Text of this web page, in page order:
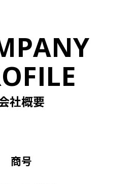
社概要
商号